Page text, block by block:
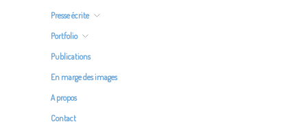
Presse écrite
Portfolio
Publications
En marge des images
A propos
Contact